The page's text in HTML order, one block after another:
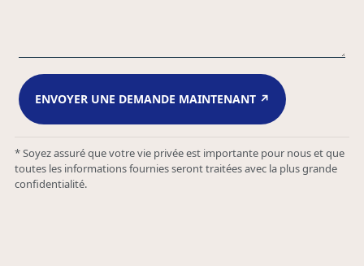
ENVOYER UNE DEMANDE MAINTENANT ↗
* Soyez assuré que votre vie privée est importante pour nous et que
toutes les informations fournies seront traitées avec la plus grande
confidentialité.